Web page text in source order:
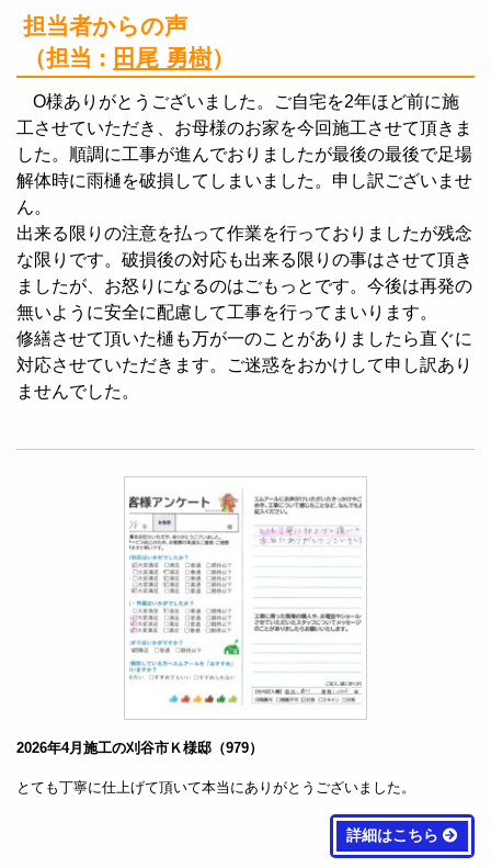
担当者からの声
（担当 : 田尾 勇樹）
O様ありがとうございました。ご自宅を2年ほど前に施
工させていただき、お母様のお家を今回施工させて頂きま
した。順調に工事が進んでおりましたが最後の最後で足場
解体時に雨樋を破損してしまいました。申し訳ございませ
ん。
出来る限りの注意を払って作業を行っておりましたが残念
な限りです。破損後の対応も出来る限りの事はさせて頂き
ましたが、お怒りになるのはごもっとです。今後は再発の
無いように安全に配慮して工事を行ってまいります。
修繕させて頂いた樋も万が一のことがありましたら直ぐに
対応させていただきます。ご迷惑をおかけして申し訳あり
ませんでした。
2026年4月施工の刈谷市Ｋ様邸（979）
とても丁寧に仕上げて頂いて本当にありがとうございました。
詳細はこちら